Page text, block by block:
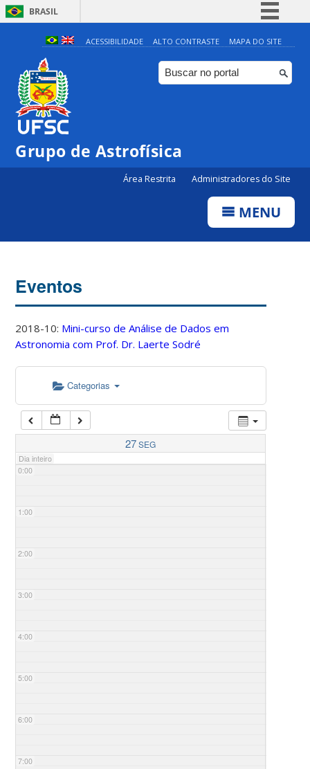
BRASIL
Simplifique!
Comunica BR
Participe
ACESSIBILIDADE ALTO CONTRASTE MAPA DO SITE
Grupo de Astrofísica
Área Restrita Administradores do Site
MENU
Eventos
2018-10: Mini-curso de Análise de Dados em
Astronomia com Prof. Dr. Laerte Sodré
Categorias
27SEG
Dia inteiro
0:00
1:00
2:00
3:00
4:00
5:00
6:00
7:00